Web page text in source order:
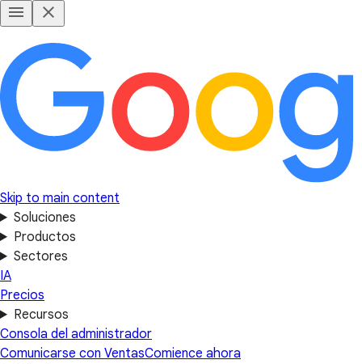
Skip to main content
Soluciones
Productos
Sectores
IA
Precios
Recursos
Consola del administrador
Comunicarse con VentasComience ahora